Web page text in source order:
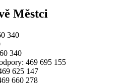
Městci
340
340
469 695 155
625 147
660 278